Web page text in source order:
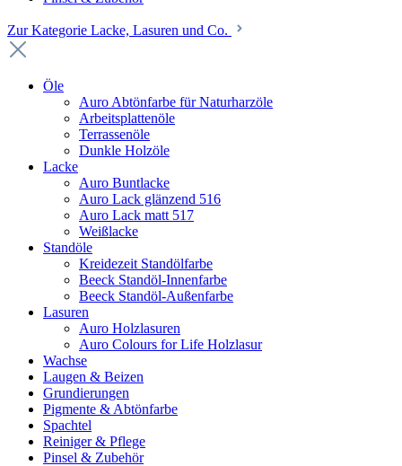
Zur Kategorie Lacke, Lasuren und Co.
Öle
Auro Abtönfarbe für Naturharzöle
Arbeitsplattenöle
Terrassenöle
Dunkle Holzöle
Lacke
Auro Buntlacke
Auro Lack glänzend 516
Auro Lack matt 517
Weißlacke
Standöle
Kreidezeit Standölfarbe
Beeck Standöl-Innenfarbe
Beeck Standöl-Außenfarbe
Lasuren
Auro Holzlasuren
Auro Colours for Life Holzlasur
Wachse
Laugen & Beizen
Grundierungen
Pigmente & Abtönfarbe
Spachtel
Reiniger & Pflege
Pinsel & Zubehör